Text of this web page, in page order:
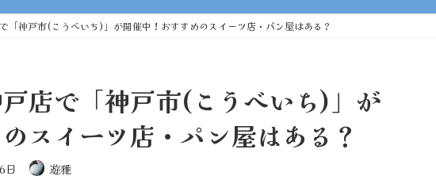
「神戸市(こうべいち)」が開催中！おすすめのスイーツ店・パン屋はある？
戸店で「神戸市(こうべいち)」が
スイーツ店・パン屋はある？
日 遊雅